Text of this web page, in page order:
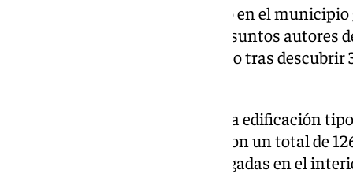
La Policía Nacional ha detenido en el
hombres y una mujer como presuntos autores
y defraudación de fluido eléctrico tras
Los agentes encontraron en una edificación
dispuesta en seis habitáculos con un total de
estaban cortadas y peladas, colgadas en el